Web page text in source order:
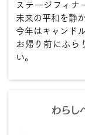
ステージフィナ
未来の平和を静
今年はキャンド
お帰り前にふら
い。
わらし